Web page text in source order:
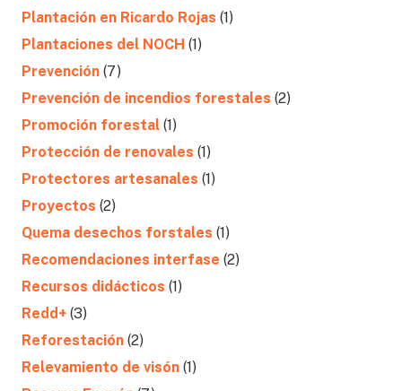
Plantación en Ricardo Rojas (1)
Plantaciones del NOCH (1)
Prevención (7)
Prevención de incendios forestales (2)
Promoción forestal (1)
Protección de renovales (1)
Protectores artesanales (1)
Proyectos (2)
Quema desechos forstales (1)
Recomendaciones interfase (2)
Recursos didácticos (1)
Redd+ (3)
Reforestación (2)
Relevamiento de visón (1)